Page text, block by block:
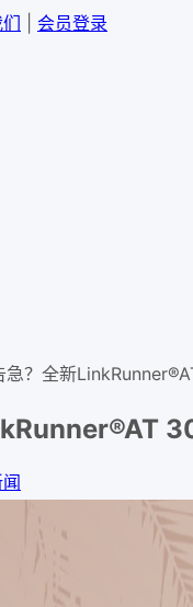
会员登录
急？全新